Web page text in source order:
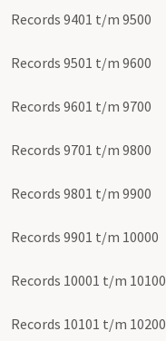
Records 9401 t/m 9500
Records 9501 t/m 9600
Records 9601 t/m 9700
Records 9701 t/m 9800
Records 9801 t/m 9900
Records 9901 t/m 10000
Records 10001 t/m 10100
Records 10101 t/m 10200